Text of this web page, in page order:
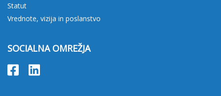
Statut
Vrednote, vizija in poslanstvo
SOCIALNA OMREŽJA